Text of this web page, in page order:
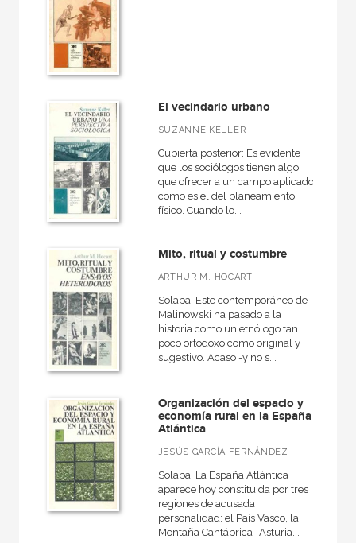
El vecindario urbano
SUZANNE KELLER
Cubierta posterior: Es evidente
que los sociólogos tienen algo
que ofrecer a un campo aplicado
como es el del planeamiento
físico. Cuando lo...
Mito, ritual y costumbre
ARTHUR M. HOCART
Solapa: Este contemporáneo de
Malinowski ha pasado a la
historia como un etnólogo tan
poco ortodoxo como original y
sugestivo. Acaso -y no s...
Organización del espacio y
economía rural en la España
Atlántica
JESÚS GARCÍA FERNÁNDEZ
Solapa: La España Atlántica
aparece hoy constituida por tres
regiones de acusada
personalidad: el País Vasco, la
Montaña Cantábrica -Asturia...